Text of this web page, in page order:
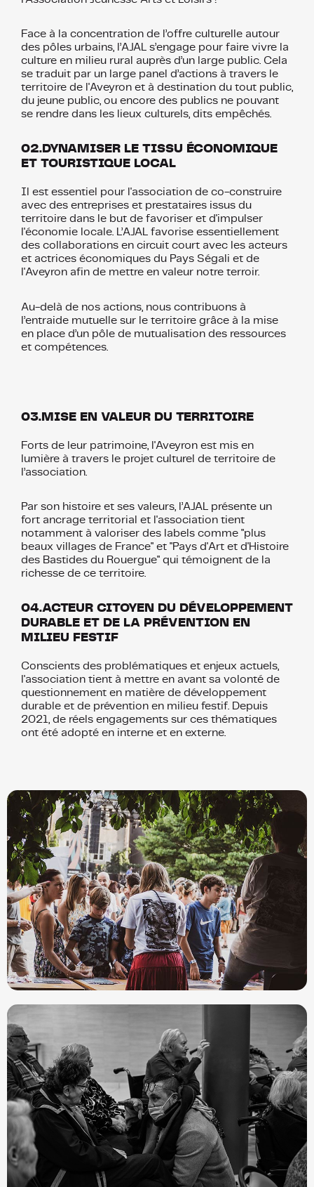
Face à la concentration de l’offre culturelle autour
des pôles urbains, l’AJAL s’engage pour faire vivre la
culture en milieu rural auprès d’un large public. Cela
se traduit par un large panel d’actions à travers le
territoire de l'Aveyron et à destination du tout public,
du jeune public, ou encore des publics ne pouvant
se rendre dans les lieux culturels, dits empêchés.
02.DYNAMISER LE TISSU ÉCONOMIQUE
ET TOURISTIQUE LOCAL
Il est essentiel pour l'association de co-construire
avec des entreprises et prestataires issus du
territoire dans le but de favoriser et d'impulser
l'économie locale. L’AJAL favorise essentiellement
des collaborations en circuit court avec les acteurs
et actrices économiques du Pays Ségali et de
l'Aveyron afin de mettre en valeur notre terroir.
Au-delà de nos actions, nous contribuons à
l’entraide mutuelle sur le territoire grâce à la mise
en place d’un pôle de mutualisation des ressources
et compétences.
03.MISE EN VALEUR DU TERRITOIRE
Forts de leur patrimoine, l'Aveyron est mis en
lumière à travers le projet culturel de territoire de
l’association.
Par son histoire et ses valeurs, l’AJAL présente un
fort ancrage territorial et l'association tient
notamment à valoriser des labels comme "plus
beaux villages de France" et "Pays d'Art et d'Histoire
des Bastides du Rouergue" qui témoignent de la
richesse de ce territoire.
04.ACTEUR CITOYEN DU DÉVELOPPEMENT
DURABLE ET DE LA PRÉVENTION EN
MILIEU FESTIF
Conscients des problématiques et enjeux actuels,
l'association tient à mettre en avant sa volonté de
questionnement en matière de développement
durable et de prévention en milieu festif. Depuis
2021, de réels engagements sur ces thématiques
ont été adopté en interne et en externe.